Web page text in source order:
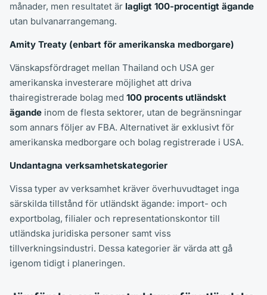
månader, men resultatet är lagligt 100-procentigt ägande
utan bulvanarrangemang.
Amity Treaty (enbart för amerikanska medborgare)
Vänskapsfördraget mellan Thailand och USA ger
amerikanska investerare möjlighet att driva
thairegistrerade bolag med 100 procents utländskt
ägande inom de flesta sektorer, utan de begränsningar
som annars följer av FBA. Alternativet är exklusivt för
amerikanska medborgare och bolag registrerade i USA.
Undantagna verksamhetskategorier
Vissa typer av verksamhet kräver överhuvudtaget inga
särskilda tillstånd för utländskt ägande: import- och
exportbolag, filialer och representationskontor till
utländska juridiska personer samt viss
tillverkningsindustri. Dessa kategorier är värda att gå
igenom tidigt i planeringen.